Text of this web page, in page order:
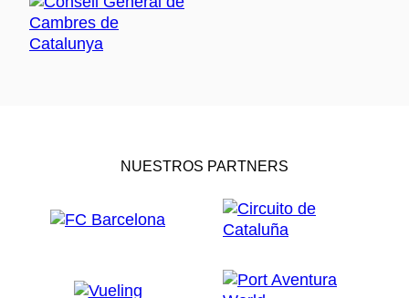
NUESTROS PARTNERS